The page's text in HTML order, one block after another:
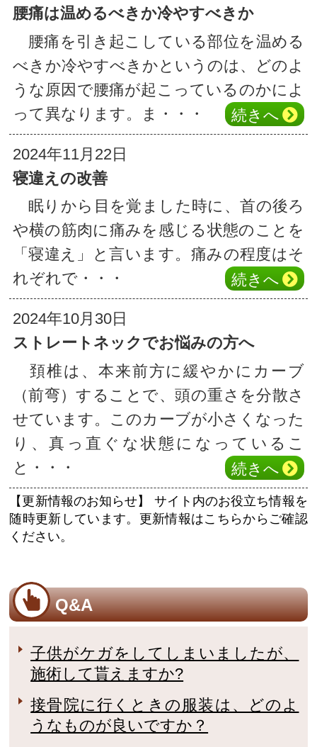
腰痛は温めるべきか冷やすべきか
腰痛を引き起こしている部位を温める
べきか冷やすべきかというのは、どのよ
うな原因で腰痛が起こっているのかによ
って異なります。ま・・・
続き へ
2024年11月22日
寝違えの改善
眠りから目を覚ました時に、首の後ろ
や横の筋肉に痛みを感じる状態のことを
「寝違え」と言います。痛みの程度はそ
れぞれで・・・
続き へ
2024年10月30日
ストレートネックでお悩みの方へ
頚椎は、本来前方に緩やかにカーブ
（前弯）することで、頭の重さを分散さ
せています。このカーブが小さくなった
り、真っ直ぐな状態になっているこ
と・・・
続き へ
【更新情報のお知らせ】
サイト内のお役立ち情報を
随時更新しています。更新情報はこちらからご確認
ください。
Q&A
子供がケガをしてしまいましたが、
施術して貰えますか?
接骨院に行くときの服装は、どのよ
うなものが良いですか？